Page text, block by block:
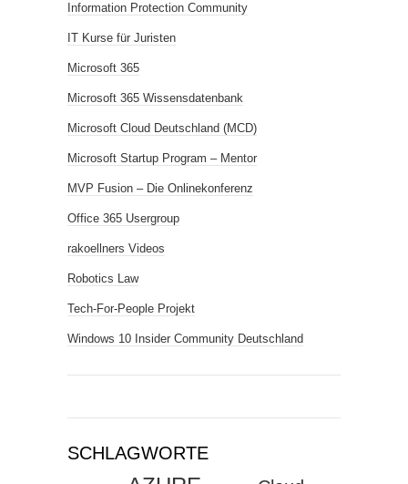
Information Protection Community
IT Kurse für Juristen
Microsoft 365
Microsoft 365 Wissensdatenbank
Microsoft Cloud Deutschland (MCD)
Microsoft Startup Program – Mentor
MVP Fusion – Die Onlinekonferenz
Office 365 Usergroup
rakoellners Videos
Robotics Law
Tech-For-People Projekt
Windows 10 Insider Community Deutschland
SCHLAGWORTE